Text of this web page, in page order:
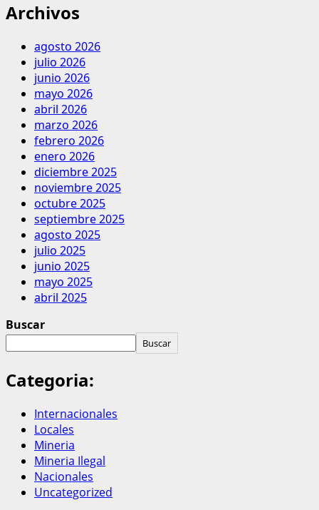
Archivos
agosto 2026
julio 2026
junio 2026
mayo 2026
abril 2026
marzo 2026
febrero 2026
enero 2026
diciembre 2025
noviembre 2025
octubre 2025
septiembre 2025
agosto 2025
julio 2025
junio 2025
mayo 2025
abril 2025
Buscar
Buscar
Categoria:
Internacionales
Locales
Mineria
Mineria Ilegal
Nacionales
Uncategorized